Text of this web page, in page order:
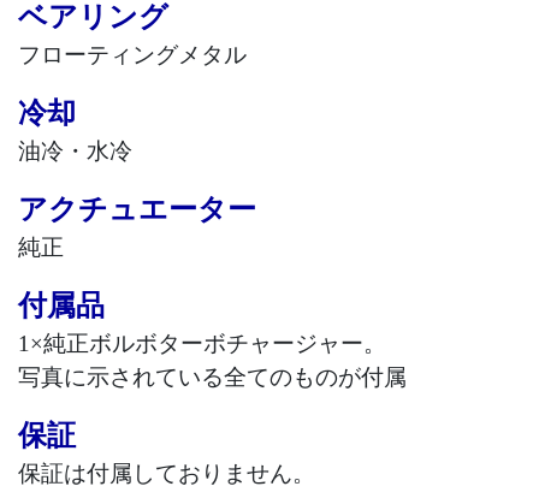
ベアリング
フローティングメタル
冷却
油冷・水冷
アクチュエーター
純正
付属品
1 ×純正ボルボターボチャージャー。
写真に示されている全てのものが付属
保証
保証は付属しておりません。